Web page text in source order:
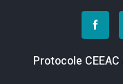
Protocole